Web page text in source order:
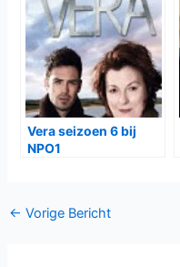
Vera seizoen 6 bij
NPO1
Bericht
← Vorige Bericht